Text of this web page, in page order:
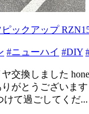
ックアップ
#ニューハイ #DIY
交換しました
がとうございま
けて過ごしてくだ...